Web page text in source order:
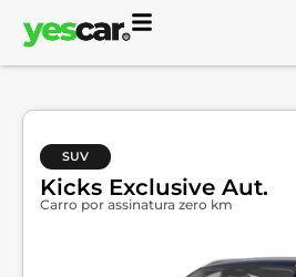
SUV
Kicks Exclusive Aut.
Carro por assinatura zero km